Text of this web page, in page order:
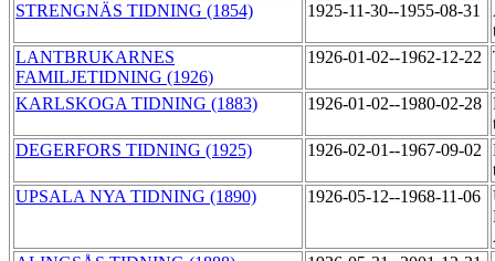
STRENGNÄS TIDNING (1854)
1925-11-30--1955-08-31
LANTBRUKARNES
FAMILJETIDNING (1926)
1926-01-02--1962-12-22
KARLSKOGA TIDNING (1883)
1926-01-02--1980-02-28
DEGERFORS TIDNING (1925)
1926-02-01--1967-09-02
UPSALA NYA TIDNING (1890)
1926-05-12--1968-11-06